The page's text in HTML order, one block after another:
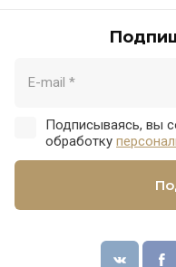
Подписываясь, вы
обработку